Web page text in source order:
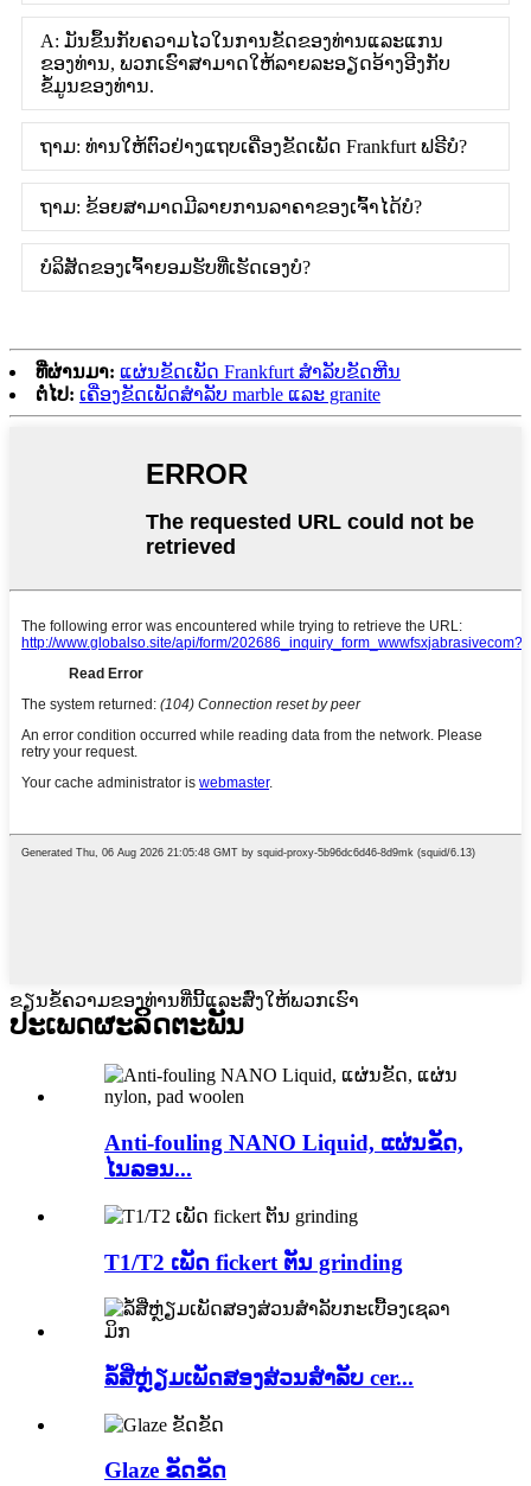
A: ມັນຂຶ້ນກັບຄວາມໄວໃນການຂັດຂອງທ່ານແລະແກນ
ຂອງທ່ານ, ພວກເຮົາສາມາດໃຫ້ລາຍລະອຽດອ້າງອີງກັບ
ຂໍ້ມູນຂອງທ່ານ.
ຖາມ: ທ່ານໃຫ້ຕົວຢ່າງແຖບເຄື່ອງຂັດເພັດ Frankfurt ຟຣີບໍ?
ຖາມ: ຂ້ອຍສາມາດມີລາຍການລາຄາຂອງເຈົ້າໄດ້ບໍ?
ບໍລິສັດຂອງເຈົ້າຍອມຮັບທີ່ເຮັດເອງບໍ?
ທີ່ຜ່ານມາ: ແຜ່ນຂັດເພັດ Frankfurt ສໍາລັບຂັດຫີນ
ຕໍ່ໄປ: ເຄື່ອງຂັດເພັດສໍາລັບ marble ແລະ granite
ຂຽນຂໍ້ຄວາມຂອງທ່ານທີ່ນີ້ແລະສົ່ງໃຫ້ພວກເຮົາ
ປະເພດຜະລິດຕະພັນ
Anti-fouling NANO Liquid, ແຜ່ນຂັດ,
ໄນລອນ...
T1/T2 ເພັດ fickert ຕັນ grinding
ລໍ້ສີ່ຫຼ່ຽມເພັດສອງສ່ວນສຳລັບ cer...
Glaze ຂັດຂັດ